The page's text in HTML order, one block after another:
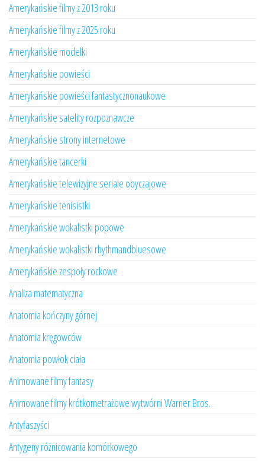
Amerykańskie filmy z 2013 roku
Amerykańskie filmy z 2025 roku
Amerykańskie modelki
Amerykańskie powieści
Amerykańskie powieści fantastycznonaukowe
Amerykańskie satelity rozpoznawcze
Amerykańskie strony internetowe
Amerykańskie tancerki
Amerykańskie telewizyjne seriale obyczajowe
Amerykańskie tenisistki
Amerykańskie wokalistki popowe
Amerykańskie wokalistki rhythmandbluesowe
Amerykańskie zespoły rockowe
Analiza matematyczna
Anatomia kończyny górnej
Anatomia kręgowców
Anatomia powłok ciała
Animowane filmy fantasy
Animowane filmy krótkometrażowe wytwórni Warner Bros.
Antyfaszyści
Antygeny różnicowania komórkowego